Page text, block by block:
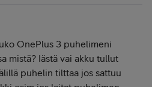
OnePlus 3 puhelimeni
mistä? Iästä vai akku tullut
puhelin tilttaa jos sattuu